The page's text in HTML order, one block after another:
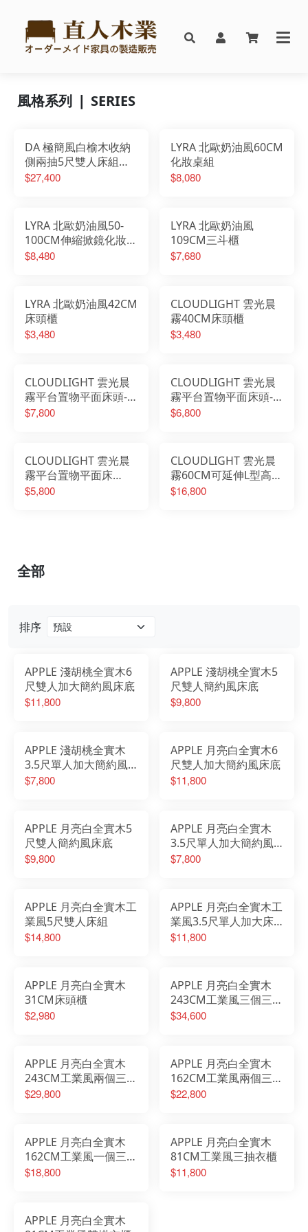
風格系列 ❘ SERIES
DA 極簡風白榆木收納
側兩抽5尺雙人床組搭
配床邊櫃
$27,400
LYRA 北歐奶油風60CM
化妝桌組
$8,080
LYRA 北歐奶油風50-
100CM伸縮掀鏡化妝桌
椅組
$8,480
LYRA 北歐奶油風
109CM三斗櫃
$7,680
LYRA 北歐奶油風42CM
床頭櫃
$3,480
CLOUDLIGHT 雲光晨
霧40CM床頭櫃
$3,480
CLOUDLIGHT 雲光晨
霧平台置物平面床頭-6
尺
$7,800
CLOUDLIGHT 雲光晨
霧平台置物平面床頭-5
尺
$6,800
CLOUDLIGHT 雲光晨
霧平台置物平面床
頭-3.5尺
$5,800
CLOUDLIGHT 雲光晨
霧60CM可延伸L型高被
櫥梳桌櫃組
$16,800
排序
APPLE 淺胡桃全實木6
尺雙人加大簡約風床底
$11,800
APPLE 淺胡桃全實木5
尺雙人簡約風床底
$9,800
APPLE 淺胡桃全實木
3.5尺單人加大簡約風
床底
$7,800
APPLE 月亮白全實木6
尺雙人加大簡約風床底
$11,800
APPLE 月亮白全實木5
尺雙人簡約風床底
$9,800
APPLE 月亮白全實木
3.5尺單人加大簡約風
床底
$7,800
APPLE 月亮白全實木工
業風5尺雙人床組
$14,800
APPLE 月亮白全實木工
業風3.5尺單人加大床
組
$11,800
APPLE 月亮白全實木
31CM床頭櫃
$2,980
APPLE 月亮白全實木
243CM工業風三個三抽
衣櫃
$34,600
APPLE 月亮白全實木
243CM工業風兩個三抽
一個雙掛衣櫃
$29,800
APPLE 月亮白全實木
162CM工業風兩個三抽
衣櫃
$22,800
APPLE 月亮白全實木
162CM工業風一個三抽
一個雙掛衣櫃
$18,800
APPLE 月亮白全實木
81CM工業風三抽衣櫃
$11,800
APPLE 月亮白全實木
全部